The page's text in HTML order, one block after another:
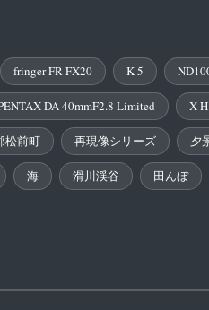
fringer FR-FX20 K-5
DA 40mmF2.8 Limited X-
松前町 再現像シリーズ 夕
海 滑川渓谷 田んぼ